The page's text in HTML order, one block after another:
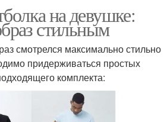
на девушке:
стильным
смотрелся максимально стильно
придерживаться простых
комплекта: